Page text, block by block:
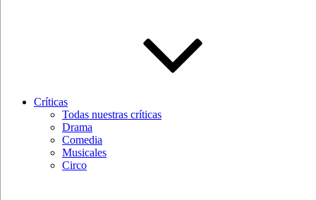
Críticas
Todas nuestras críticas
Drama
Comedia
Musicales
Circo